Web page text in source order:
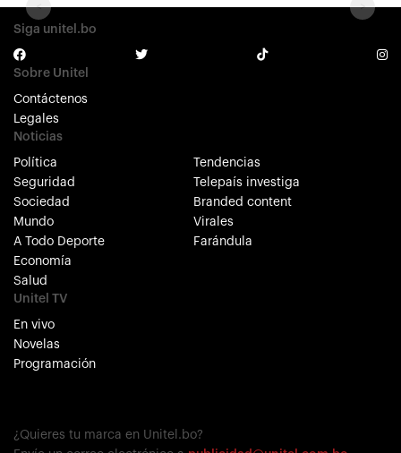
<
>
Siga unitel.bo
Sobre Unitel
Contáctenos
Legales
Noticias
Política
Seguridad
Sociedad
Mundo
A Todo Deporte
Economía
Salud
Tendencias
Telepaís investiga
Branded content
Virales
Farándula
Unitel TV
En vivo
Novelas
Programación
¿Quieres tu marca en Unitel.bo?